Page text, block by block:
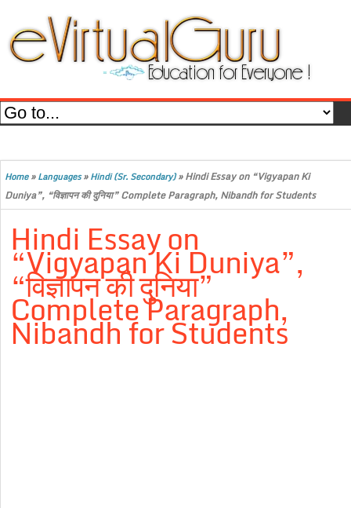
Home»Languages»Hindi (Sr. Secondary)»Hindi Essay on “Vigyapan Ki
Duniya”, “विज्ञापन की दुनिया” Complete Paragraph, Nibandh for Students
Hindi Essay on
“Vigyapan Ki Duniya”,
“विज्ञापन की दुनिया”
Complete Paragraph,
Nibandh for Students